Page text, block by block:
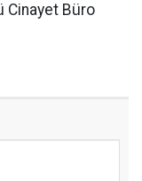
Cinayet Büro